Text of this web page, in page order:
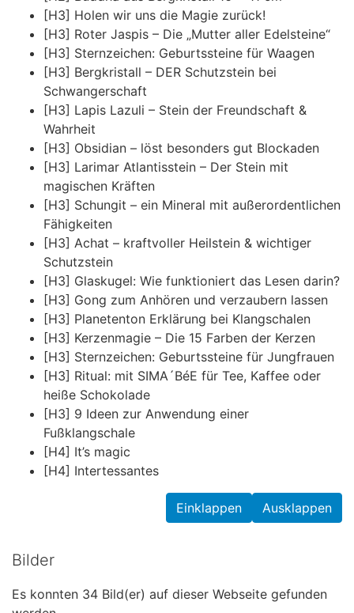
[H3] Holen wir uns die Magie zurück!
[H3] Roter Jaspis – Die „Mutter aller Edelsteine“
[H3] Sternzeichen: Geburtssteine für Waagen
[H3] Bergkristall – DER Schutzstein bei
Schwangerschaft
[H3] Lapis Lazuli – Stein der Freundschaft &
Wahrheit
[H3] Obsidian – löst besonders gut Blockaden
[H3] Larimar Atlantisstein – Der Stein mit
magischen Kräften
[H3] Schungit – ein Mineral mit außerordentlichen
Fähigkeiten
[H3] Achat – kraftvoller Heilstein & wichtiger
Schutzstein
[H3] Glaskugel: Wie funktioniert das Lesen darin?
[H3] Gong zum Anhören und verzaubern lassen
[H3] Planetenton Erklärung bei Klangschalen
[H3] Kerzenmagie – Die 15 Farben der Kerzen
[H3] Sternzeichen: Geburtssteine für Jungfrauen
[H3] Ritual: mit SIMA´BéE für Tee, Kaffee oder
heiße Schokolade
[H3] 9 Ideen zur Anwendung einer
Fußklangschale
[H4] It’s magic
[H4] Intertessantes
Ausklappen
Einklappen
Bilder
Es konnten 34 Bild(er) auf dieser Webseite gefunden